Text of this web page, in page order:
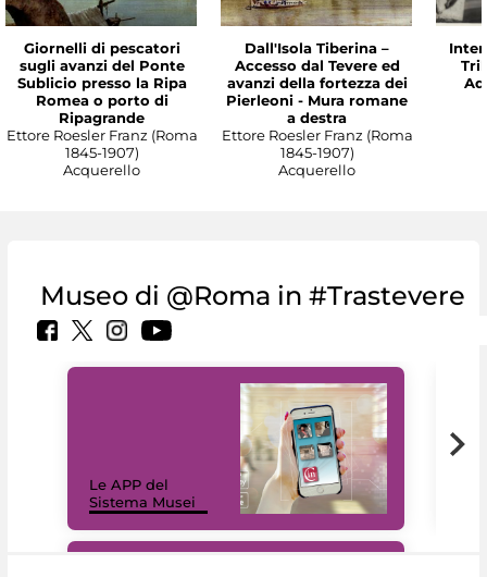
Giornelli di pescatori
sugli avanzi del Ponte
Sublicio presso la Ripa
Romea o porto di
Ripagrande
Ettore Roesler Franz (Roma
1845-1907)
Acquerello
Dall'Isola Tiberina –
Accesso dal Tevere ed
avanzi della fortezza dei
Pierleoni - Mura romane
a destra
Ettore Roesler Franz (Roma
1845-1907)
Acquerello
Museo di @Roma in #Trastevere
Le APP del
Sistema Musei